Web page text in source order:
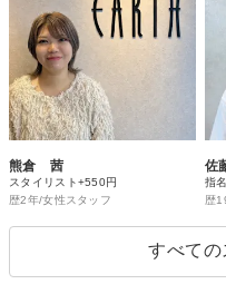
熊倉 茜
スタイリスト+550円
歴2年/女性スタッフ
佐
指
歴
すべての